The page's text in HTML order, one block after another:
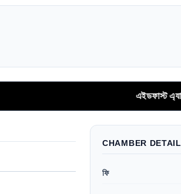
এইডফাস্ট এ্যাপের
CHAMBER
ফি